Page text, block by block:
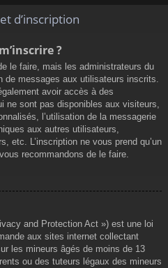
d’inscription
?
le faire, mais les administrateurs du
messages aux utilisateurs inscrits.
avoir accès à des
ne sont pas disponibles aux visiteurs,
l’utilisation de la messagerie
aux autres utilisateurs,
etc. L’inscription ne vous prend qu’un
recommandons de le faire.
and Protection Act ») est une loi
aux sites internet collectant
les mineurs âgés de moins de 13
ou des tuteurs légaux des mineurs